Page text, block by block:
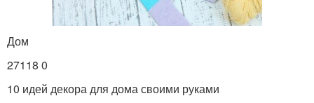
Дом
27118 0
10 идей декора для дома своими руками